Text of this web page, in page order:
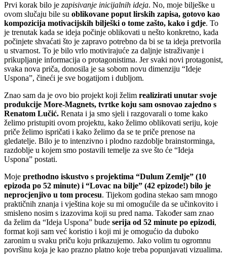
Prvi korak bilo je zapisivanje inicijalnih ideja. No, moje bilješke u
ovom slučaju bile su oblikovane poput lirskih zapisa, gotovo kao
kompozicija motivacijskih bilješki o tome zašto, kako i gdje. To
je trenutak kada se ideja počinje oblikovati u nešto konkretno, kada
počinjete shvaćati što je zapravo potrebno da bi se ta ideja pretvorila
u stvarnost. To je bilo vrlo motivirajuće za daljnje istraživanje i
prikupljanje informacija o protagonistima. Jer svaki novi protagonist,
svaka nova priča, donosila je sa sobom novu dimenziju “Ideje
Uspona”, čineći je sve bogatijom i dubljom.
Znao sam da je ovo bio projekt koji želim realizirati unutar svoje
produkcije More-Magnets, tvrtke koju sam osnovao zajedno s
Renatom Lučić. Renata i ja smo sjeli i razgovarali o tome kako
želimo pristupiti ovom projektu, kako želimo oblikovati seriju, koje
priče želimo ispričati i kako želimo da se te priče prenose na
gledatelje. Bilo je to intenzivno i plodno razdoblje brainstorminga,
razdoblje u kojem smo postavili temelje za sve što će “Ideja
Uspona” postati.
Moje prethodno iskustvo s projektima “Dulum Zemlje” (10
epizoda po 52 minute) i “Lovac na bilje” (42 epizode!) bilo je
neprocjenjivo u tom procesu. Tijekom godina stekao sam mnogo
praktičnih znanja i vještina koje su mi omogućile da se učinkovito i
smisleno nosim s izazovima koji su pred nama. Također sam znao
da želim da “Ideja Uspona” bude serija od 52 minute po epizodi,
format koji sam već koristio i koji mi je omogućio da duboko
zaronim u svaku priču koju prikazujemo. Jako volim tu ogromnu
površinu koja je kao prazno platno koje treba popunjavati vizualima.